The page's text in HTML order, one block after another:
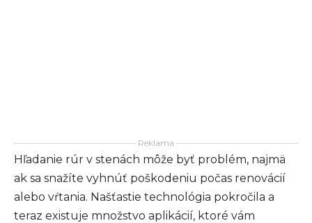
Reklama
Hľadanie rúr v stenách môže byť problém, najmä
ak sa snažíte vyhnúť poškodeniu počas renovácií
alebo vŕtania. Našťastie technológia pokročila a
teraz existuje množstvo aplikácií, ktoré vám